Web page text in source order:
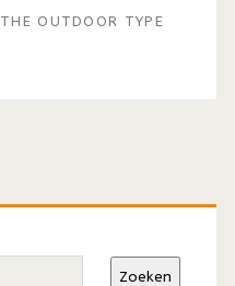
THE OUTDOOR TYPE
Zoeken